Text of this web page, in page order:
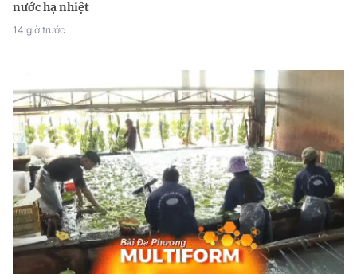
nước hạ nhiệt
14 giờ trước